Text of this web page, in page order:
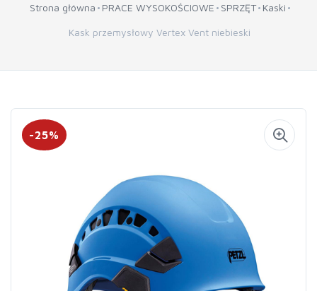
Strona główna PRACE WYSOKOŚCIOWE SPRZĘT Kaski
Kask przemysłowy Vertex Vent niebieski
-25%